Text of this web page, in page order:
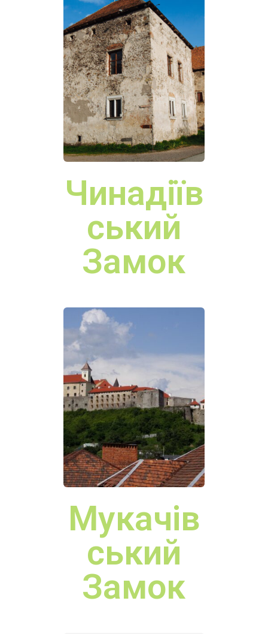
Мукачів
ський
Замок
Боржав
ський
Замок
Квасівс